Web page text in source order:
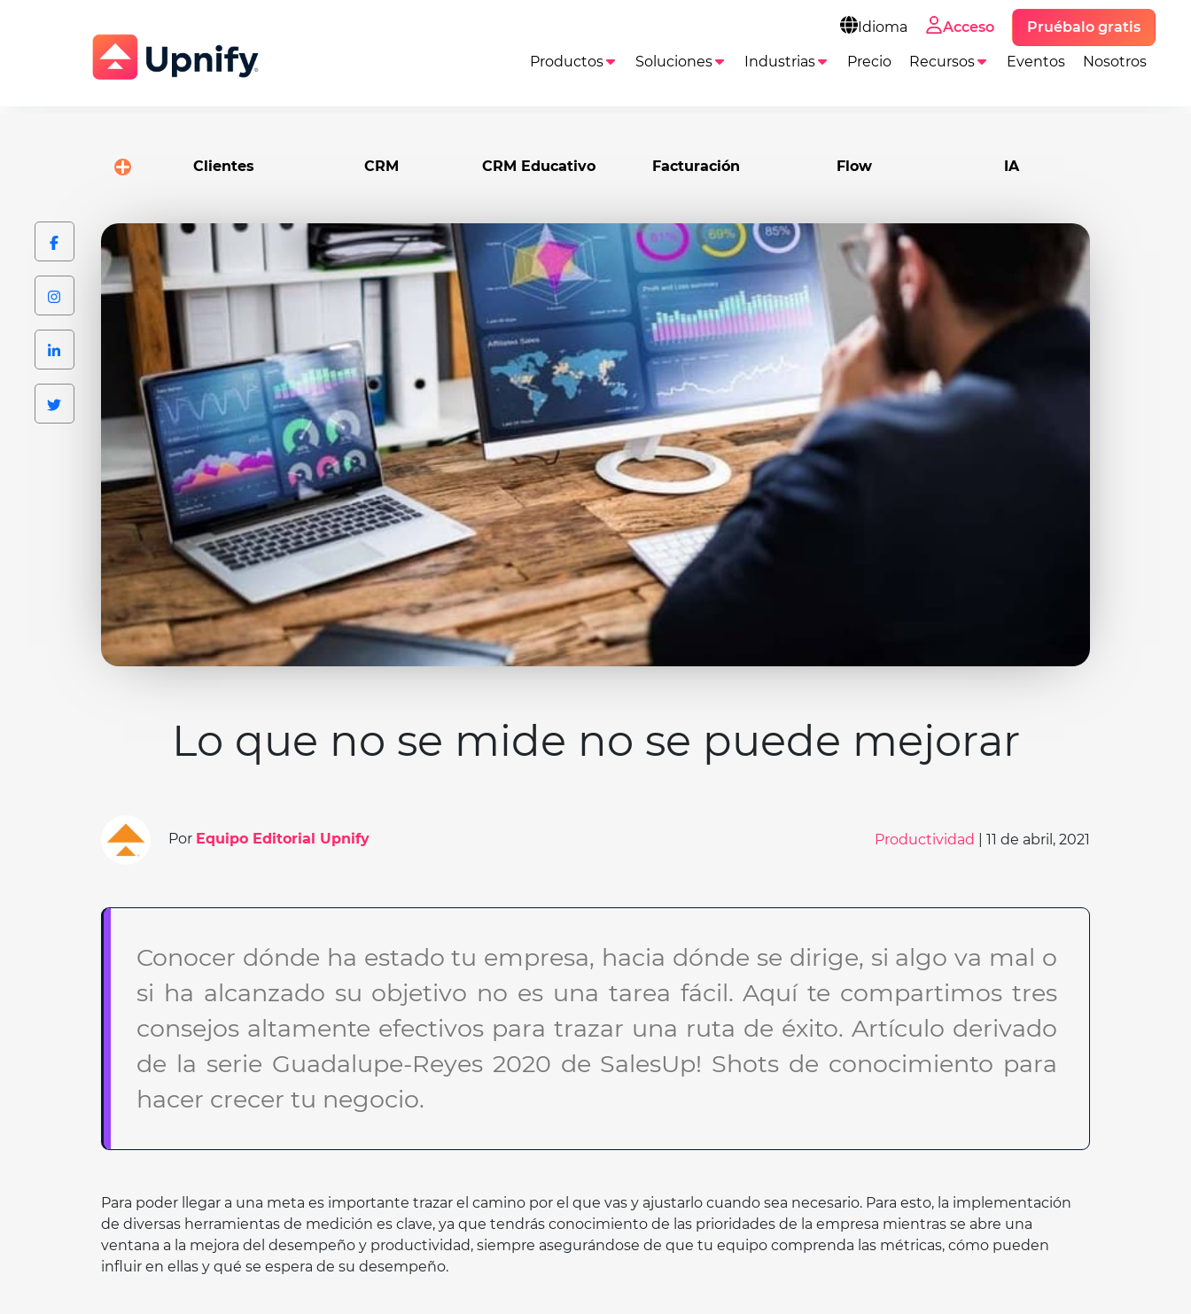
Idioma Acceso Pruébalo gratis
Productos Soluciones Industrias Precio Recursos Eventos Nosotros
Clientes CRM CRM Educativo Facturación Flow IA
Lo que no se mide no se puede mejorar
Por Equipo Editorial Upnify Productividad | 11 de abril, 2021
Conocer dónde ha estado tu empresa, hacia dónde se dirige, si algo va mal o
si ha alcanzado su objetivo no es una tarea fácil. Aquí te compartimos tres
consejos altamente efectivos para trazar una ruta de éxito. Artículo derivado
de la serie Guadalupe-Reyes 2020 de SalesUp! Shots de conocimiento para
hacer crecer tu negocio.
Para poder llegar a una meta es importante trazar el camino por el que vas y ajustarlo cuando sea necesario. Para esto, la implementación
de diversas herramientas de medición es clave, ya que tendrás conocimiento de las prioridades de la empresa mientras se abre una
ventana a la mejora del desempeño y productividad, siempre asegurándose de que tu equipo comprenda las métricas, cómo pueden
influir en ellas y qué se espera de su desempeño.